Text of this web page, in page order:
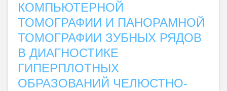
КОМПЬЮТЕРНОЙ
ТОМОГРАФИИ И ПАНОРАМНОЙ
ТОМОГРАФИИ ЗУБНЫХ РЯДОВ
В ДИАГНОСТИКЕ
ГИПЕРПЛОТНЫХ
ОБРАЗОВАНИЙ ЧЕЛЮСТНО-